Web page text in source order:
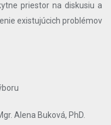
priestor na diskusiu a
existujúcich problémov
Alena Buková, PhD.